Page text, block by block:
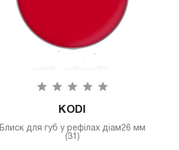
KODI
Блиск для губ у рефілах діам26 мм
(31)